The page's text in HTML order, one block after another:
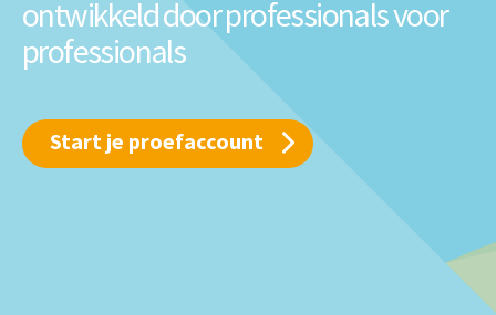
ontwikkeld door professionalsvoor
professionals
Start je proefaccount